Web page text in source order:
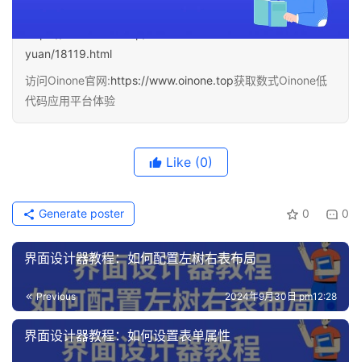
作者：shao原创文章，如若转载，请注明出处：
yuan/18119.html
访问Oinone官网:https://www.oinone.top获取数式Oinone低
代码应用平台体验
Like (0)
0 0
Generate poster
界面设计器教程：如何配置左树右表布局
Previous 2024年9月30日 pm12:28
界面设计器教程：如何设置表单属性